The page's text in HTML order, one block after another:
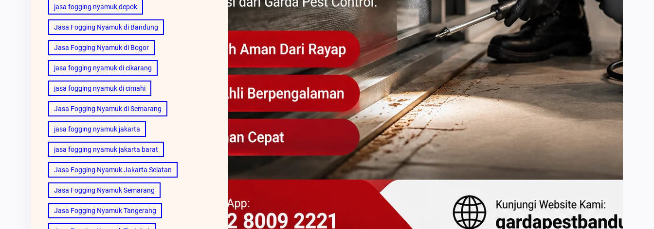
jasa fogging nyamuk depok
Jasa Fogging Nyamuk di Bandung
Jasa Fogging Nyamuk di Bogor
jasa fogging nyamuk di cikarang
jasa fogging nyamuk di cimahi
Jasa Fogging Nyamuk di Semarang
jasa fogging nyamuk jakarta
jasa fogging nyamuk jakarta barat
Jasa Fogging Nyamuk Jakarta Selatan
Jasa Fogging Nyamuk Semarang
Jasa Fogging Nyamuk Tangerang